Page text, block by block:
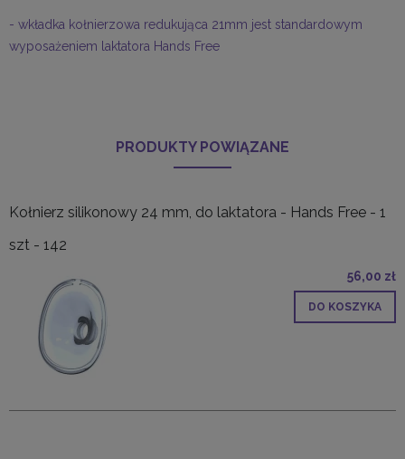
- wkładka kołnierzowa redukująca 21mm jest standardowym
wyposażeniem laktatora Hands Free
PRODUKTY POWIĄZANE
Kołnierz silikonowy 24 mm, do laktatora - Hands Free - 1
szt - 142
56,00 zł
DO KOSZYKA